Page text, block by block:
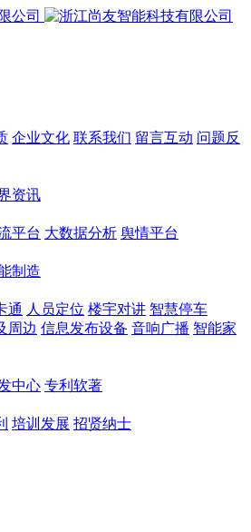
企业文化 联系我们 留言互动 问题反
资讯
平台 大数据分析 舆情平台
制造
通 人员定位 楼宇对讲 智慧停车
周边 信息发布设备 音响广播 智能家
中心 专利软著
培训发展 招贤纳士